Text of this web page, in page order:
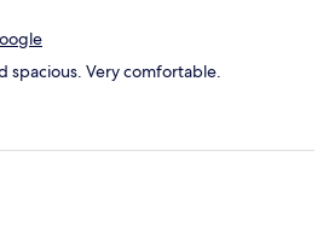
spacious. Very comfortable.